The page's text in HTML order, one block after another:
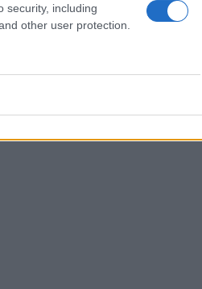
security, including
other user protection.
e leggere i
breve,